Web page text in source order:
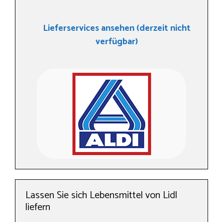
Lieferservices ansehen (derzeit nicht
verfügbar)
Lassen Sie sich Lebensmittel von Lidl
liefern